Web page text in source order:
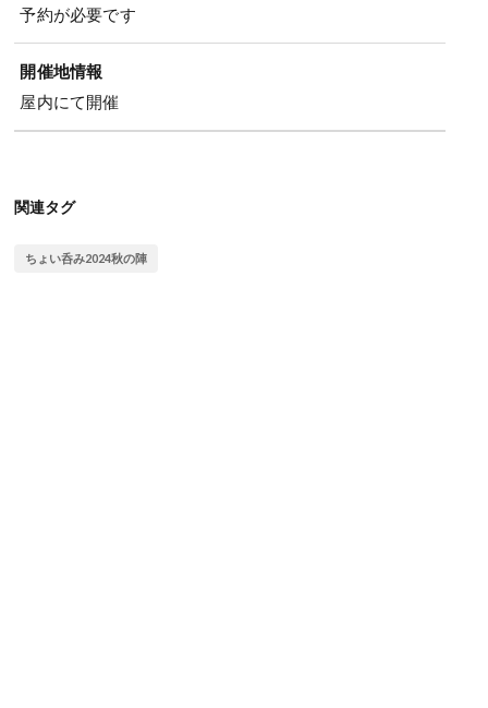
予約が必要です
開催地情報
屋内にて開催
関連タグ
ちょい呑み2024秋の陣